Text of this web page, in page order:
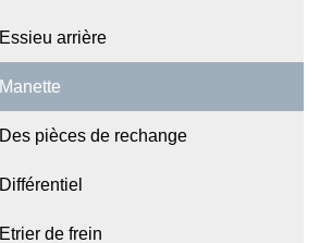
Essieu arrière
Manette
Des pièces de rechange
Différentiel
Etrier de frein